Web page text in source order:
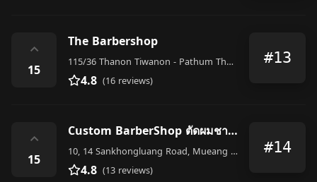
⌃
15
The Barbershop
115/36 Thanon Tiwanon - Pathum Thani, Talat Kwan, Mueang Nonthaburi District
4.8 (16 reviews)
#13
⌃
15
Custom BarberShop ตัดผมชายเชียงราย
10, 14 Sankhongluang Road, Mueang Chiang Rai District
4.8 (13 reviews)
#14